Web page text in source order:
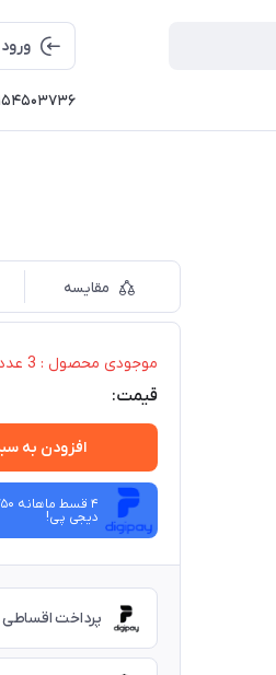
مقایسه
موجودی محصول : 3 عدد
قیمت:
افزودن به
دیجی ‌پی!
پرداخت اقساطی